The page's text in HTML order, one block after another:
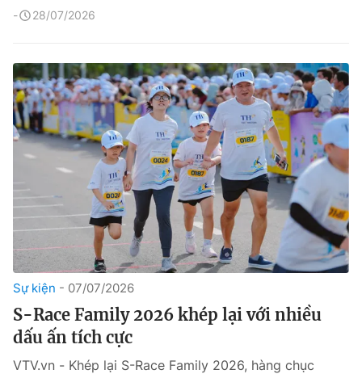
28/07/2026
Sự kiện 07/07/2026
S-Race Family 2026 khép lại với nhiều
dấu ấn tích cực
VTV.vn - Khép lại S-Race Family 2026, hàng chục